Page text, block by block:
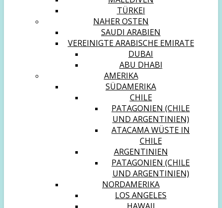
TÜRKEI
NAHER OSTEN
SAUDI ARABIEN
VEREINIGTE ARABISCHE EMIRATE
DUBAI
ABU DHABI
AMERIKA
SÜDAMERIKA
CHILE
PATAGONIEN (CHILE
UND ARGENTINIEN)
ATACAMA WÜSTE IN
CHILE
ARGENTINIEN
PATAGONIEN (CHILE
UND ARGENTINIEN)
NORDAMERIKA
LOS ANGELES